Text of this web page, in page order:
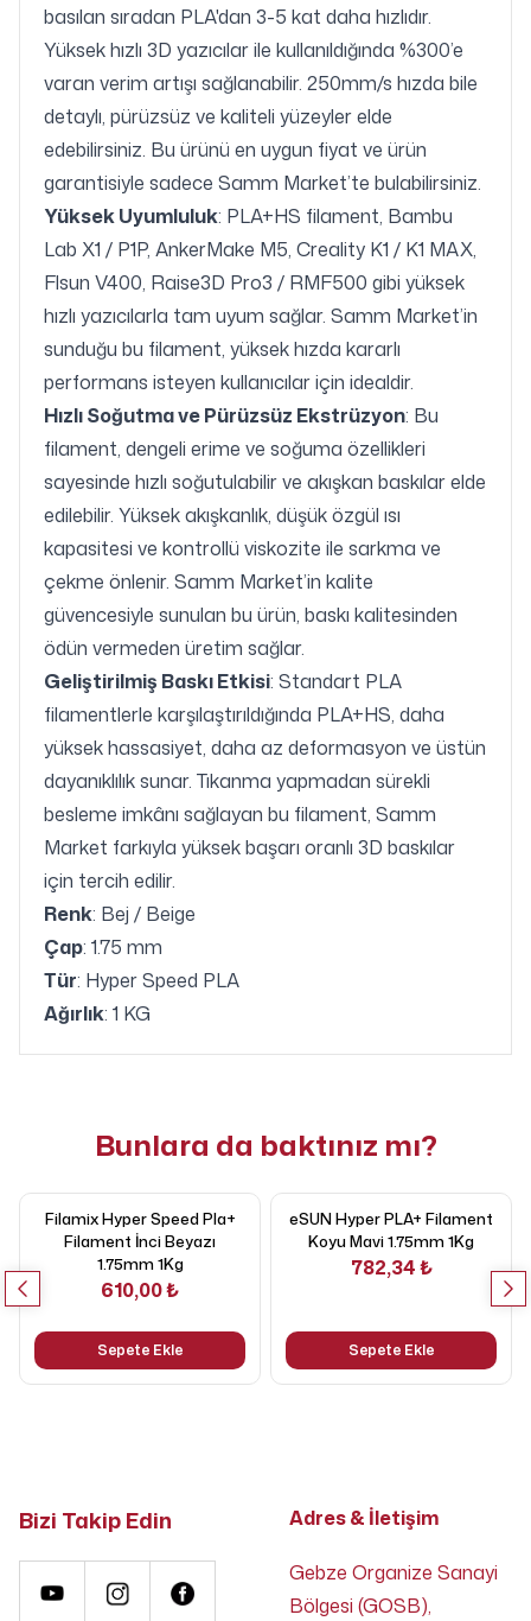
basılan sıradan PLA'dan 3-5 kat daha hızlıdır.
Yüksek hızlı 3D yazıcılar ile kullanıldığında %300’e
varan verim artışı sağlanabilir. 250mm/s hızda bile
detaylı, pürüzsüz ve kaliteli yüzeyler elde
edebilirsiniz. Bu ürünü en uygun fiyat ve ürün
garantisiyle sadece Samm Market’te bulabilirsiniz.
Yüksek Uyumluluk: PLA+HS filament, Bambu
Lab X1 / P1P, AnkerMake M5, Creality K1 / K1 MAX,
Flsun V400, Raise3D Pro3 / RMF500 gibi yüksek
hızlı yazıcılarla tam uyum sağlar. Samm Market’in
sunduğu bu filament, yüksek hızda kararlı
performans isteyen kullanıcılar için idealdir.
Hızlı Soğutma ve Pürüzsüz Ekstrüzyon: Bu
filament, dengeli erime ve soğuma özellikleri
sayesinde hızlı soğutulabilir ve akışkan baskılar elde
edilebilir. Yüksek akışkanlık, düşük özgül ısı
kapasitesi ve kontrollü viskozite ile sarkma ve
çekme önlenir. Samm Market’in kalite
güvencesiyle sunulan bu ürün, baskı kalitesinden
ödün vermeden üretim sağlar.
Geliştirilmiş Baskı Etkisi: Standart PLA
filamentlerle karşılaştırıldığında PLA+HS, daha
yüksek hassasiyet, daha az deformasyon ve üstün
dayanıklılık sunar. Tıkanma yapmadan sürekli
besleme imkânı sağlayan bu filament, Samm
Market farkıyla yüksek başarı oranlı 3D baskılar
için tercih edilir.
Renk: Bej / Beige
Çap: 1.75 mm
Tür: Hyper Speed PLA
Ağırlık: 1 KG
Bunlara da baktınız mı?
Filamix Hyper Speed Pla+
Filament İnci Beyazı
1.75mm 1Kg
610,00 ₺
Sepete Ekle
eSUN Hyper PLA+ Filament
Koyu Mavi 1.75mm 1Kg
782,34 ₺
Sepete Ekle
Bizi Takip Edin Adres & İletişim
Gebze Organize Sanayi
Bölgesi (GOSB),